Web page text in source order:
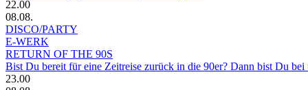
22.00
08.08.
DISCO/PARTY
E-WERK
RETURN OF THE 90S
Bist Du bereit für eine Zeitreise zurück in die 90er? Dann bist Du
23.00